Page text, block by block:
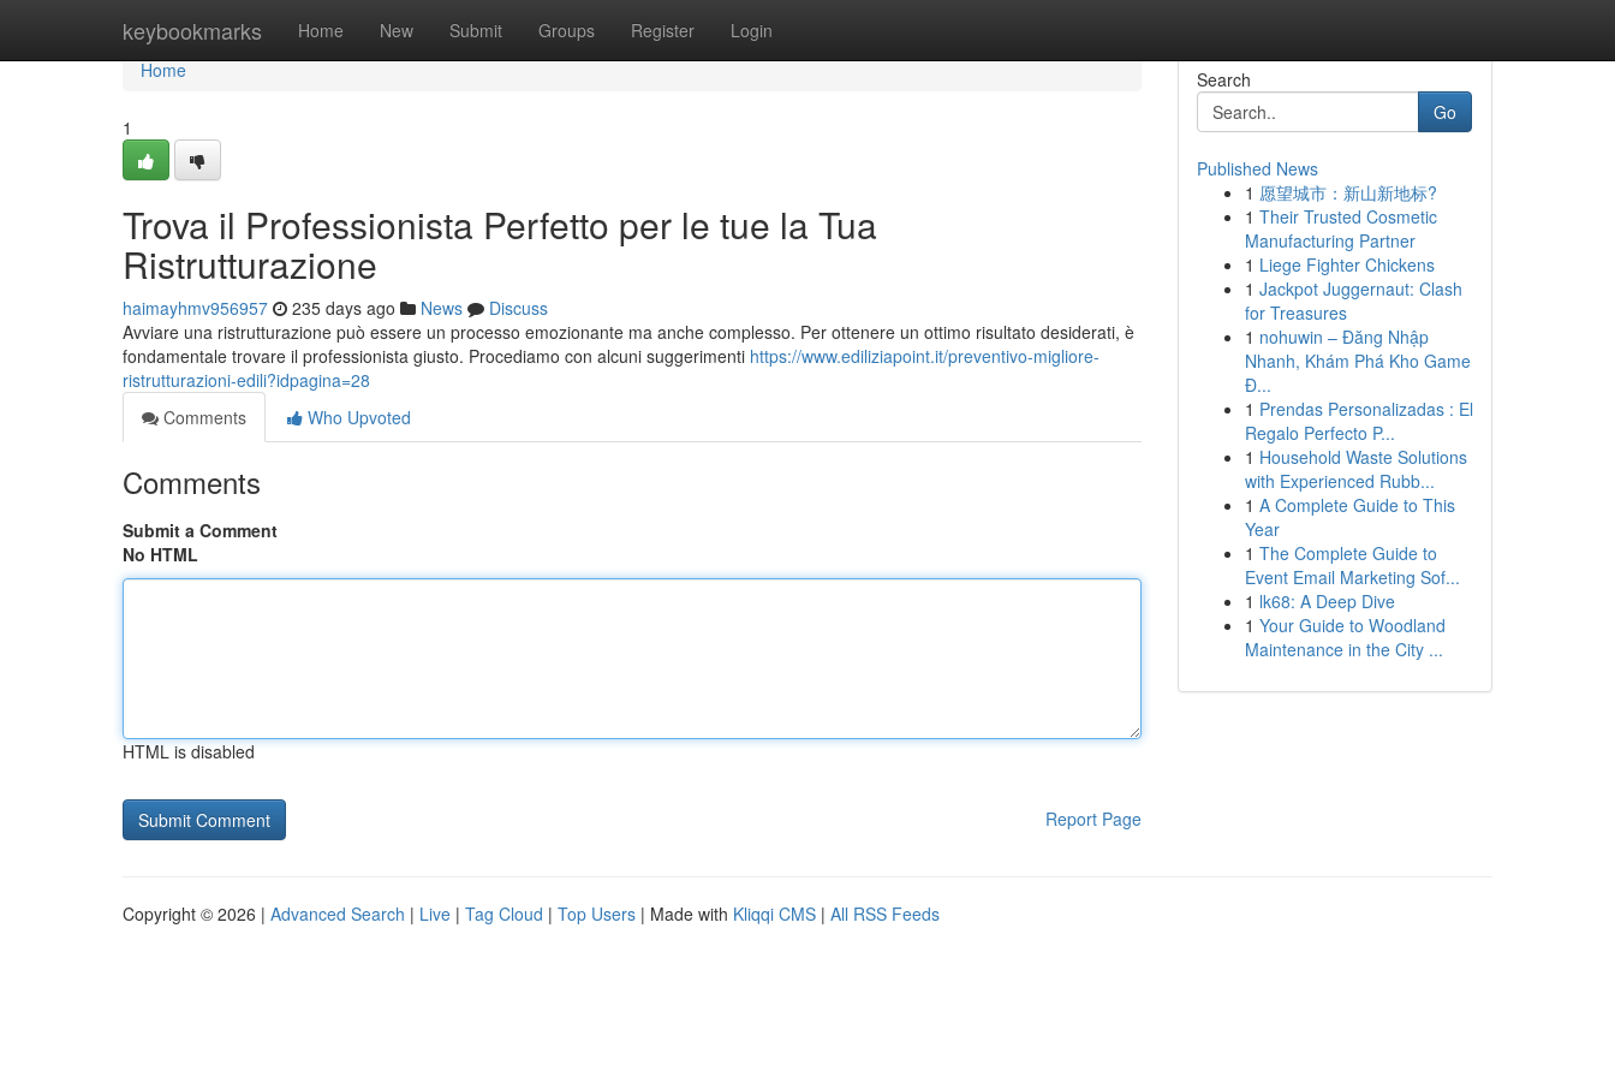
keybookmarks Home New Submit Groups Register Login
Home
Home
1
Trova il Professionista Perfetto per le tue la Tua
Ristrutturazione
haimayhmv956957 235 days ago News
Discuss
Avviare una ristrutturazione può essere un processo emozionante ma anche complesso. Per ottenere un ottimo risultato desiderati, è
fondamentale trovare il professionista giusto. Procediamo con alcuni suggerimenti https://www.ediliziapoint.it/preventivo-migliore-
ristrutturazioni-edili?idpagina=28
Comments
Who Upvoted
Comments
Submit a Comment
No HTML
HTML is disabled
Report Page
Search
Go
Published News
1 愿望城市：新山新地标?
1 Their Trusted Cosmetic
Manufacturing Partner
1 Liege Fighter Chickens
1 Jackpot Juggernaut: Clash
for Treasures
1 nohuwin – Đăng Nhập
Nhanh, Khám Phá Kho Game
Đ...
1 Prendas Personalizadas : El
Regalo Perfecto P...
1 Household Waste Solutions
with Experienced Rubb...
1 A Complete Guide to This
Year
1 The Complete Guide to
Event Email Marketing Sof...
1 lk68: A Deep Dive
1 Your Guide to Woodland
Maintenance in the City ...
Copyright © 2026 | Advanced Search | Live | Tag Cloud | Top Users | Made with Kliqqi CMS | All RSS Feeds